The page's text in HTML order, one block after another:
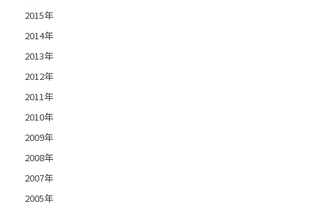
2015年
2014年
2013年
2012年
2011年
2010年
2009年
2008年
2007年
2005年